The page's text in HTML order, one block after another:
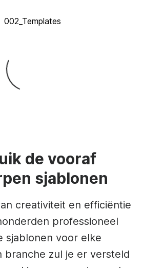
de vooraf
sjablonen
creativiteit en efficiëntie
professioneel
sjablonen voor elke
branche zul je er versteld